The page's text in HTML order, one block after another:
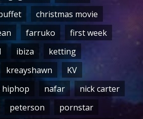
christmas movie
farruko
first week
ibiza
ketting
kreayshawn
KV
hiphop nafar
nick carter
peterson pornstar